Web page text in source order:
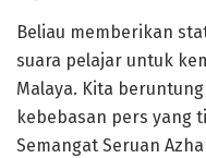
Beliau memberikan
suara pelajar untuk
Malaya. Kita
kebebasan pers yang
Semangat Seruan